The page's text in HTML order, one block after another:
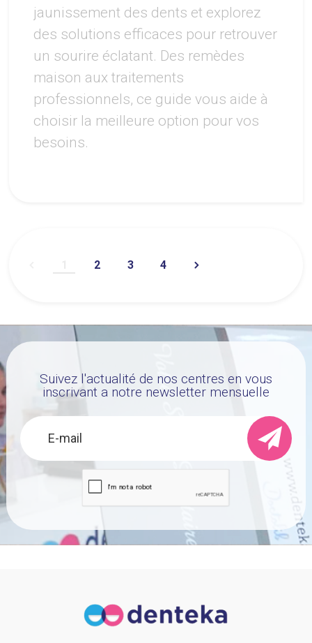
jaunissement des dents et explorez
des solutions efficaces pour retrouver
un sourire éclatant. Des remèdes
maison aux traitements
professionnels, ce guide vous aide à
choisir la meilleure option pour vos
besoins.
2 3 4
Suivez l'actualité de nos centres en vous
inscrivant a notre newsletter mensuelle